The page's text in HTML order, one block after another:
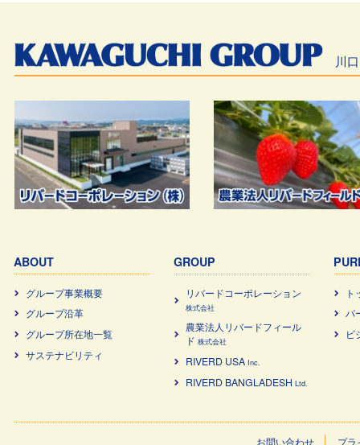
川
ABOUT
グループ事業概要
グループ沿革
グループ所在地一覧
サステナビリティ
GROUP
リバードコーポレーション
株式会社
農業法⼈リバードフィール
ド 株式会社
RIVERD USA Inc.
RIVERD BANGLADESH Ltd.
パ
ビ
お問い合わせ プラ